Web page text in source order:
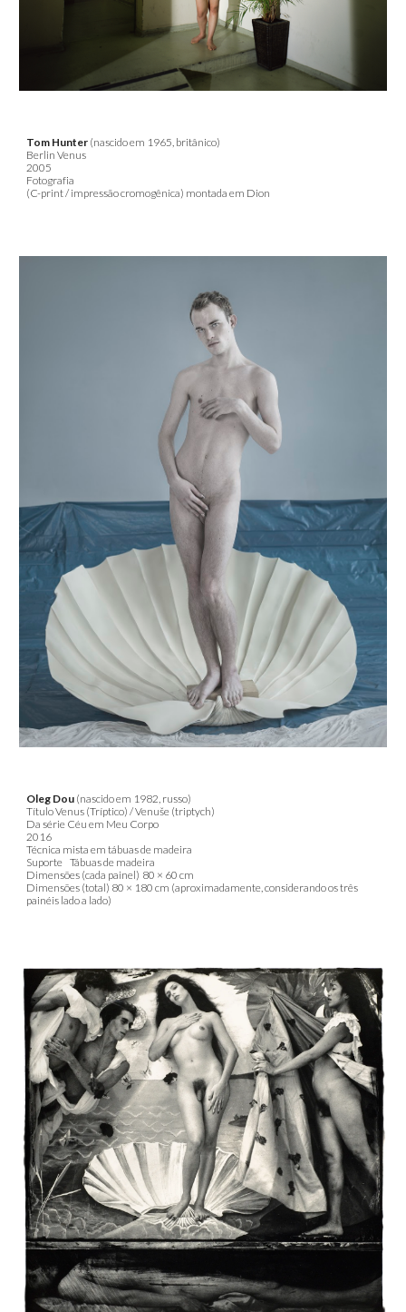
Tom Hunter (nascido em 1965, britânico)
Berlin Venus
2005
Fotografia
(C-print / impressão cromogênica) montada em Dion
Oleg Dou (nascido em 1982, russo)
TítuloVenus (Tríptico) / Venuše (triptych)
Da série Céu em Meu Corpo
2016
Técnica mista em tábuas de madeira
Suporte Tábuas de madeira
Dimensões (cada painel) 80 × 60 cm
Dimensões (total) 80 × 180 cm (aproximadamente, considerando os três
painéis lado a lado)